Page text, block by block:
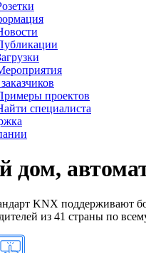
проектов
специалиста
дом,
KNX поддерживают
из 41 страны по